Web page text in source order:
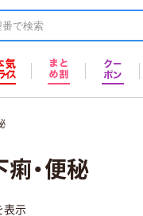
・便秘
表示